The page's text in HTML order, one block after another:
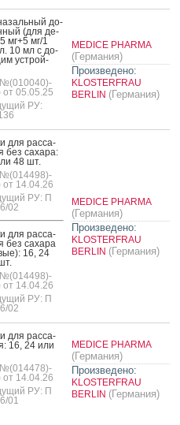
до­
(для де­
мг+5 мг/1
10 мл с до­
ус­трой­
05.05.25
РУ:
MEDICE PHARMA
(Германия)
Произведено:
KLOSTERFRAU
BERLIN (Германия)
для рас­са­
без са­хара:
48 шт.
14.04.26
РУ: П
02
для рас­са­
без са­хара
16, 24
14.04.26
РУ: П
02
MEDICE PHARMA
(Германия)
Произведено:
KLOSTERFRAU
BERLIN (Германия)
для рас­са­
16, 24 или
14.04.26
РУ: П
01
MEDICE PHARMA
(Германия)
Произведено:
KLOSTERFRAU
BERLIN (Германия)